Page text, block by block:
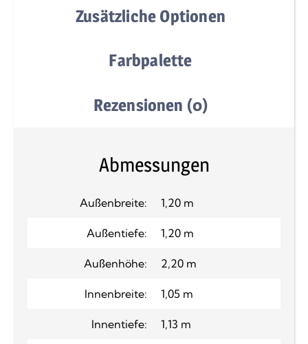
Zusätzliche Optionen
Farbpalette
Rezensionen (0)
Abmessungen
Außenbreite: 1,20 m
Außentiefe: 1,20 m
Außenhöhe: 2,20 m
Innenbreite: 1,05 m
Innentiefe: 1,13 m